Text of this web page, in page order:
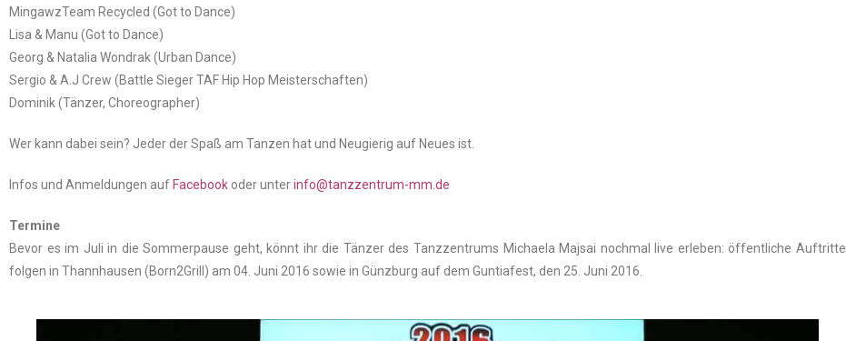
MingawzTeam Recycled (Got to Dance)
Lisa & Manu (Got to Dance)
Georg & Natalia Wondrak (Urban Dance)
Sergio & A.J Crew (Battle Sieger TAF Hip Hop Meisterschaften)
Dominik (Tänzer, Choreographer)
Wer kann dabei sein? Jeder der Spaß am Tanzen hat und Neugierig auf Neues ist.
Infos und Anmeldungen auf Facebook oder unterinfo@tanzzentrum-mm.de
Termine
Bevor es im Juli in die Sommerpause geht, könnt ihr die Tänzer des Tanzzentrums Michaela Majsai nochmal live erleben: öffentliche Auftritte
folgen in Thannhausen (Born2Grill) am 04. Juni 2016 sowie in Günzburg auf dem Guntiafest, den 25. Juni 2016.